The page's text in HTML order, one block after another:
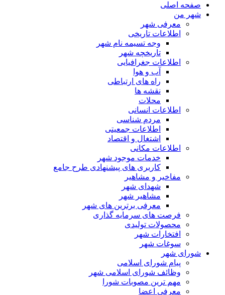
صفحه اصلی
شهر من
معرفی شهر
اطلاعات تاریخی
وجه تسیمه نام شهر
تاریخچه شهر
اطلاعات جغرافیایی
آب و هوا
راه های ارتباطی
نقشه ها
محلات
اطلاعات انسانی
مردم شناسی
اطلاعات جمعیتی
اشتغال و اقتصاد
اطلاعات مکانی
خدمات موجود شهر
کاربری های پیشنهادی طرح جامع
مفاخیر و مشاهیر
شهدای شهر
مشاهیر شهر
معرفی برترین های شهر
فرصت های سرمایه گذاری
محصولات تولیدی
افتخارات شهر
سوغات شهر
شورای شهر
پیام شورای اسلامی
وظائف شورای اسلامی شهر
مهم ترین مصوبات شورا
معرفی اعضا